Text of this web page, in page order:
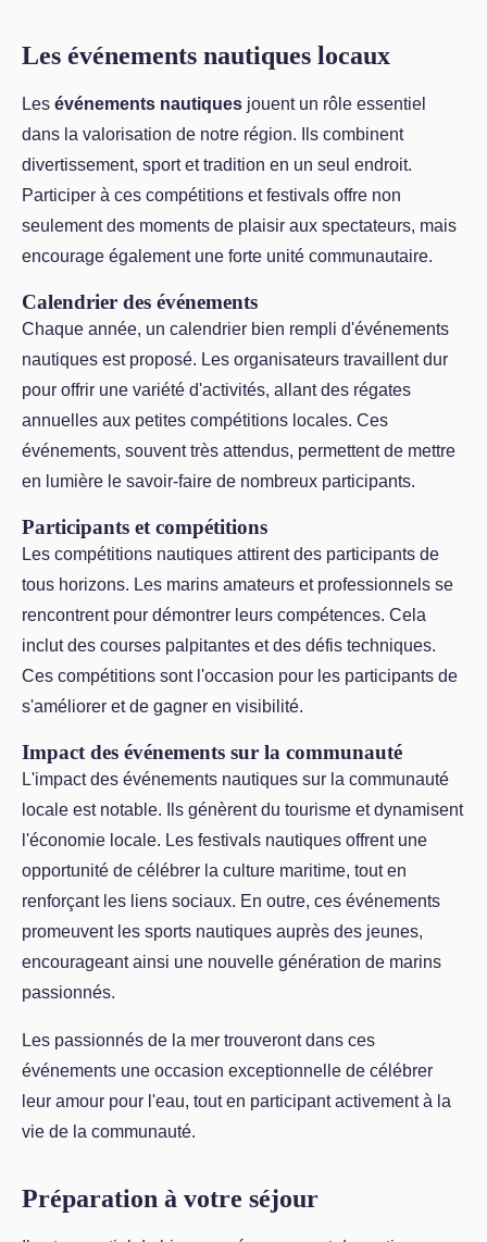
Les événements nautiques locaux
Les événements nautiques jouent un rôle essentiel
dans la valorisation de notre région. Ils combinent
divertissement, sport et tradition en un seul endroit.
Participer à ces compétitions et festivals offre non
seulement des moments de plaisir aux spectateurs, mais
encourage également une forte unité communautaire.
Calendrier des événements
Chaque année, un calendrier bien rempli d'événements
nautiques est proposé. Les organisateurs travaillent dur
pour offrir une variété d'activités, allant des régates
annuelles aux petites compétitions locales. Ces
événements, souvent très attendus, permettent de mettre
en lumière le savoir-faire de nombreux participants.
Participants et compétitions
Les compétitions nautiques attirent des participants de
tous horizons. Les marins amateurs et professionnels se
rencontrent pour démontrer leurs compétences. Cela
inclut des courses palpitantes et des défis techniques.
Ces compétitions sont l'occasion pour les participants de
s'améliorer et de gagner en visibilité.
Impact des événements sur la communauté
L'impact des événements nautiques sur la communauté
locale est notable. Ils génèrent du tourisme et dynamisent
l'économie locale. Les festivals nautiques offrent une
opportunité de célébrer la culture maritime, tout en
renforçant les liens sociaux. En outre, ces événements
promeuvent les sports nautiques auprès des jeunes,
encourageant ainsi une nouvelle génération de marins
passionnés.
Les passionnés de la mer trouveront dans ces
événements une occasion exceptionnelle de célébrer
leur amour pour l'eau, tout en participant activement à la
vie de la communauté.
Préparation à votre séjour